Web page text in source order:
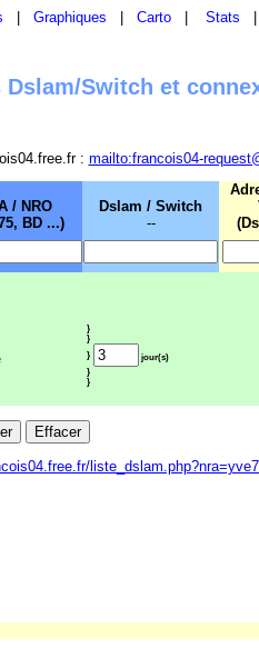
Graphiques Carto Stats
Dslam/Switch et
: mailto:francois04-
/ NRO
BD ...)
Dslam / Switch
--
}
}
}
jour(s)
}
}